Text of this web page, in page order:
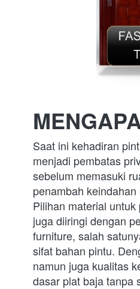
Saat ini kehadiran
menjadi pembatas
sebelum memasuki
penambah
Pilihan material
juga diiringi dengan
furniture, salah
sifat bahan pintu.
namun juga kualitas
dasar plat baja tanpa